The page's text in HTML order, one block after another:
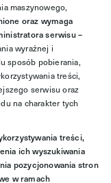
maszynowego,
oraz wymaga
serwisu –
wyraźnej i
sposób pobierania,
treści,
serwisu oraz
na charakter tych
treści,
ich wyszukiwania
pozycjonowania stron
w ramach